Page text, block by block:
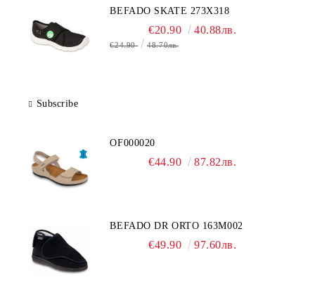
BEFADO SKATE 273X318
€20.90 40.88лв.
€24.90 48.70лв.
Subscribe
OF000020
€44.90 87.82лв.
BEFADO DR ORTO 163M002
€49.90 97.60лв.